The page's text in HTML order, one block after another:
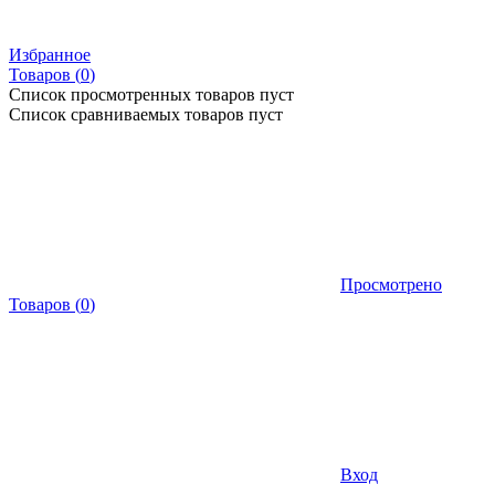
Избранное
Товаров (0)
Список просмотренных товаров пуст
Список сравниваемых товаров пуст
Просмотрено
Товаров (0)
Вход